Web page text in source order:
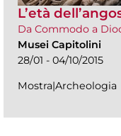
L’età
Da Commodo a
Musei Capitolini
28/01 - 04/10/2015
Mostra|Archeologia